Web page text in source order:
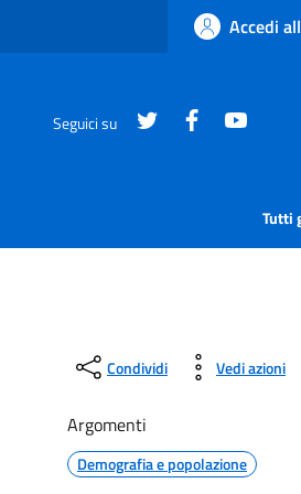
Accedi
Seguici su https://https://
Tutti
Condividi Vedi azioni
Argomenti
Demografia e popolazione